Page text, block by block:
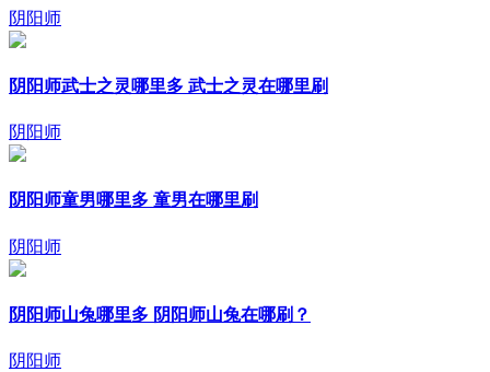
阴阳师
阴阳师武士之灵哪里多 武士之灵在哪里刷
阴阳师
阴阳师童男哪里多 童男在哪里刷
阴阳师
阴阳师山兔哪里多 阴阳师山兔在哪刷？
阴阳师